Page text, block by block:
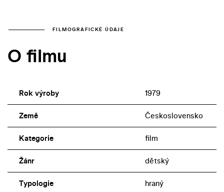
– „lodním“ deníkem, do nějž si má zaznamenávat své
zábavu a v hlavních dospělých rolích Ladislava Freje a
Milenu Dvorskou).
FILMOGRAFICKÉ ÚDAJE
O filmu
Rok výroby 1979
Země Československo
Kategorie film
Žánr dětský
Typologie hraný